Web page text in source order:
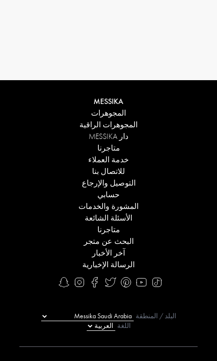
MESSIKA
المجوهرات
المجوهرات الراقية
دار MESSIKA
متاجرنا
خدمة العملاء
للاتصال بنا
التوصيل والإرجاع
حسابي
المشورة والخدمات
الأسئلة الشائعة
متاجرنا
البحث عن متجر
آخر الأخبار
الرسالة الإخبارية
البلد / المنطقة
اللغة